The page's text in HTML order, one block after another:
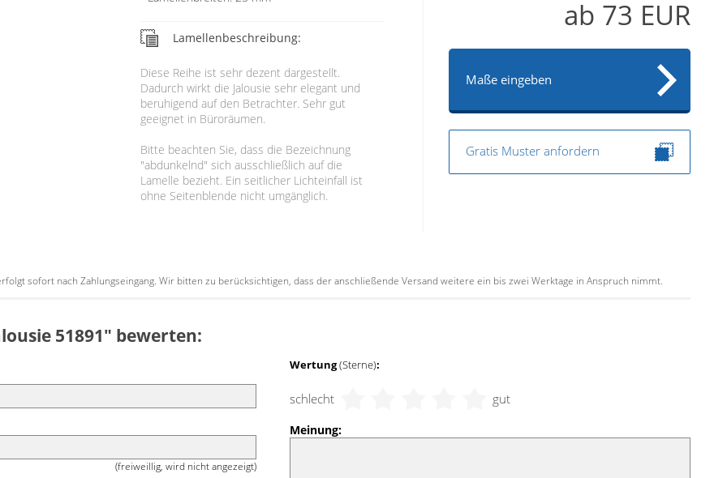
Lamellenbeschreibung:
Diese Reihe ist sehr dezent dargestellt.
Dadurch wirkt die Jalousie sehr elegant und
beruhigend auf den Betrachter. Sehr gut
geeignet in Büroräumen.
Bitte beachten Sie, dass die Bezeichnung
"abdunkelnd" sich ausschließlich auf die
Lamelle bezieht. Ein seitlicher Lichteinfall ist
ohne Seitenblende nicht umgänglich.
ab 73 EUR
Maße eingeben
Gratis Muster anfordern
sofort nach Zahlungseingang. Wir bitten zu berücksichtigen, dass der anschließende Versand weitere ein bis zwei Werktage in Anspruch nimmt.
51891" bewerten:
(freiweillig, wird nicht angezeigt)
Wertung(Sterne):
schlecht gut
Meinung: